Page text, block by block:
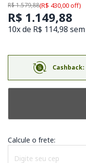
R$ 1.579,88(R$ 430,00 off)
R$ 1.149,88
10x de R$ 114,98
Cashback:
Calcule o frete: